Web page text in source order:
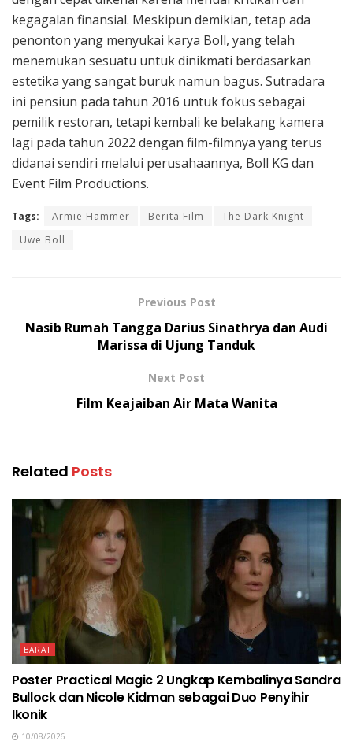
kegagalan finansial. Meskipun demikian, tetap ada
penonton yang menyukai karya Boll, yang telah
menemukan sesuatu untuk dinikmati berdasarkan
estetika yang sangat buruk namun bagus. Sutradara
ini pensiun pada tahun 2016 untuk fokus sebagai
pemilik restoran, tetapi kembali ke belakang kamera
lagi pada tahun 2022 dengan film-filmnya yang terus
didanai sendiri melalui perusahaannya, Boll KG dan
Event Film Productions.
Tags: Armie Hammer Berita Film
The Dark Knight
Uwe Boll
Previous Post
Nasib Rumah Tangga Darius Sinathrya dan Audi
Marissa di Ujung Tanduk
Next Post
Film Keajaiban Air Mata Wanita
Related Posts
BARAT
Poster Practical Magic 2 Ungkap Kembalinya Sandra
Bullock dan Nicole Kidman sebagai Duo Penyihir
Ikonik
10/08/2026